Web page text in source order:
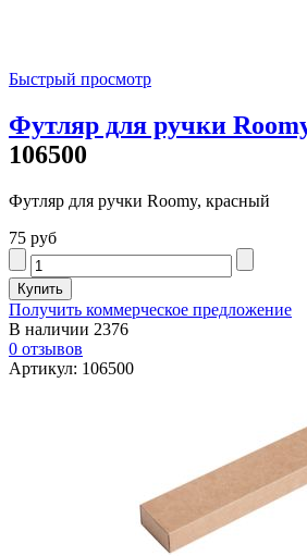
Быстрый просмотр
Футляр для ручки
106500
Футляр для ручки Roomy, красный
75 руб
Получить коммерческое предложение
В наличии 2376
0 отзывов
Артикул: 106500